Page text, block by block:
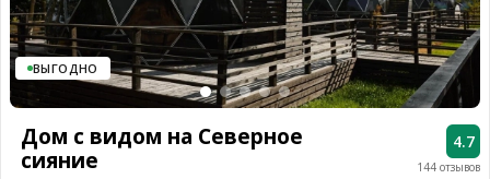
ВЫГОДНО
144 отзывов
4.7
Дом с видом на Северное
сияние